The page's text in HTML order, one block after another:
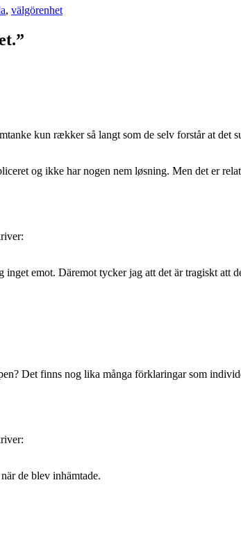
, välgörenhet
kun rækker så langt som de selv forstår at det
og ikke har nogen nem løsning. Men det er
emot. Däremot tycker jag att det är tragiskt att
Det finns nog lika många förklaringar som
de blev inhämtade.